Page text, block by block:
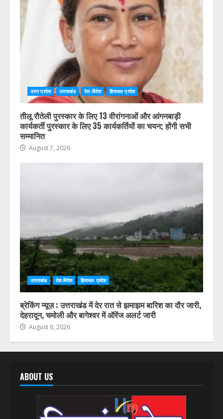
उत्तर प्रदेश उत्तराखंड देश-विदेश हिमाचल प्रदेश
तीलू रौतेली पुरस्कार के लिए 13 वीरांगनाओं और आंगनबाड़ी
कार्यकर्ती पुरस्कार के लिए 35 कार्यकर्तियों का चयन; होंगी सभी
सम्मानित
August 7, 2026
उत्तराखंड देश-विदेश हिमाचल प्रदेश
ब्रेकिंग न्यूज़ : उत्तराखंड में देर रात से झमाझम बारिश का दौर जारी,
देहरादून, चमोली और बागेश्वर में ऑरेंज अलर्ट जारी
August 6, 2026
ABOUT US